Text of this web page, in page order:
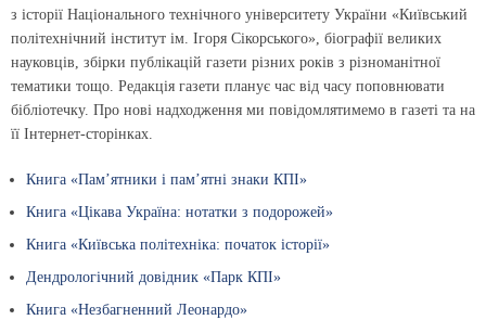
з історії Національного технічного університету України «Київський
політехнічний інститут ім. Ігоря Сікорського», біографії великих
науковців, збірки публікацій газети різних років з різноманітної
тематики тощо. Редакція газети планує час від часу поповнювати
бібліотечку. Про нові надходження ми повідомлятимемо в газеті та на
її Інтернет-сторінках.
Книга «Пам’ятники і пам’ятні знаки КПІ»
Книга «Цікава Україна: нотатки з подорожей»
Книга «Київська політехніка: початок історії»
Дендрологічний довідник «Парк КПІ»
Книга «Незбагненний Леонардо»